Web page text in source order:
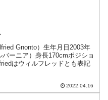
Gnonto）生年月日2003年
ーニア）身長170cmポジショ
はウィルフレッドとも表記
2022.04.16